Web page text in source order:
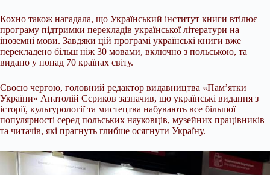
Кохно також нагадала, що Український інститут книги втілює
програму підтримки перекладів української літератури на
іноземні мови. Завдяки цій програмі українські книги вже
перекладено більш ніж 30 мовами, включно з польською, та
видано у понад 70 країнах світу.
Своєю чергою, головний редактор видавництва «Пам’ятки
України» Анатолій Сєриков зазначив, що українські видання з
історії, культурології та мистецтва набувають все більшої
популярності серед польських науковців, музейних працівників
та читачів, які прагнуть глибше осягнути Україну.